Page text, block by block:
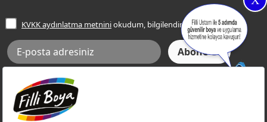
Frezya Rengi
Bilgi Toplumu Hizmetleri
İnternet Sitesi Kullanım Koşulları
KVKK Talep Formu
KVKK Aydınlatma Metni
KVKK aydınlatma metniniokudum, bilgilendim.
Aksi tarafımca bildirilene dek, Betek Boya ve Kimya Sanayi A.Ş.'nin
Filli Boya dahil tüm markaları ile ilgili kampanya, duyuru, hizmetler ve
tanıtım faaliyetleri vb. ile ilgili olarak e-posta yoluyla şahsıma